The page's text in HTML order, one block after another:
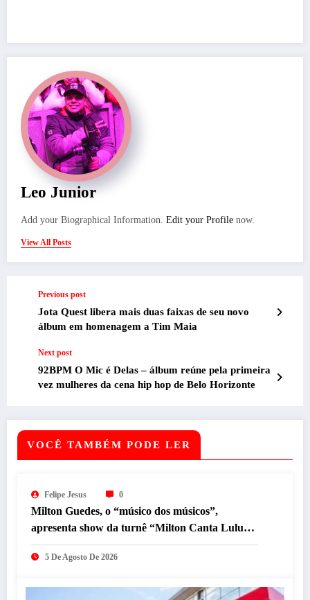
Leo Junior
Add your Biographical Information. Edit your Profile now.
View All Posts
Previous post
Jota Quest libera mais duas faixas de seu novo
álbum em homenagem a Tim Maia
Next post
92BPM O Mic é Delas – álbum reúne pela primeira
vez mulheres da cena hip hop de Belo Horizonte
VOCÊ TAMBÉM PODE LER
Felipe Jesus 0
Milton Guedes, o “músico dos músicos”,
apresenta show da turnê “Milton Canta Lulu”
em BH
5 De Agosto De 2026